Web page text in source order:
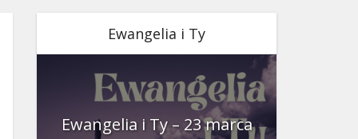
Ewangelia i Ty
Ewangelia i Ty – 23 marca